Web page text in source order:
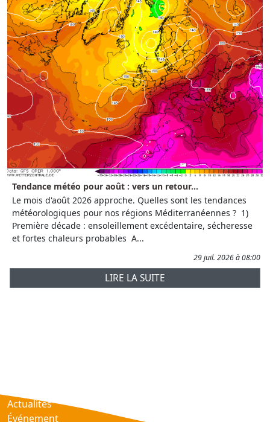
Tendance météo pour août : vers un retour...
Le mois d'août 2026 approche. Quelles sont les tendances
météorologiques pour nos régions Méditerranéennes ? 1)
Première décade : ensoleillement excédentaire, sécheresse
et fortes chaleurs probables A...
29 juil. 2026 à 08:00
LIRE LA SUITE
Actualités
Événement